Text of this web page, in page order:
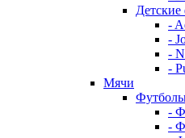
Детские
-
-
-
-
Мячи
-
-